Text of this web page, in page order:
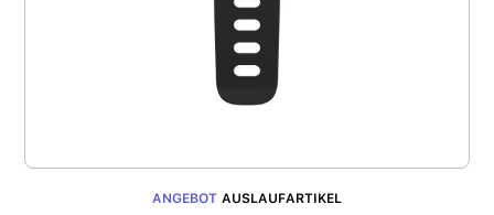
ANGEBOT AUSLAUFARTIKEL